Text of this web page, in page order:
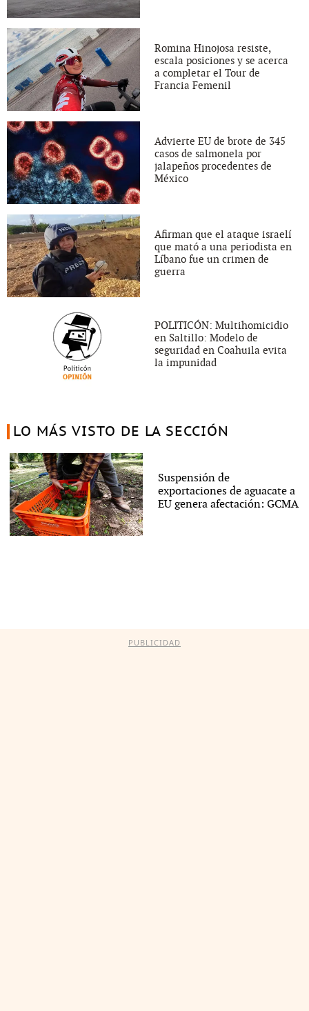
Romina Hinojosa resiste,
escala posiciones y se acerca
a completar el Tour de
Francia Femenil
Advierte EU de brote de 345
casos de salmonela por
jalapeños procedentes de
México
Afirman que el ataque israelí
que mató a una periodista en
Líbano fue un crimen de
guerra
POLITICÓN: Multihomicidio
en Saltillo: Modelo de
seguridad en Coahuila evita
la impunidad
LO MÁS VISTO DE LA SECCIÓN
Suspensión de
exportaciones de aguacate a
EU genera afectación: GCMA
PUBLICIDAD